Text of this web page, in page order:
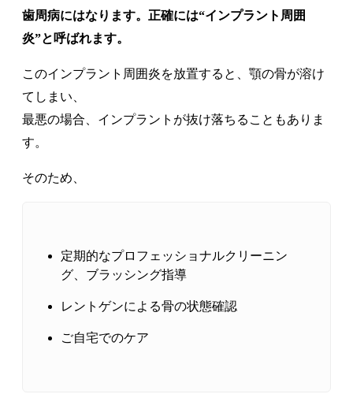
歯周病にはなります。正確には“インプラント周囲
炎”と呼ばれます。
このインプラント周囲炎を放置すると、顎の骨が溶け
てしまい、
最悪の場合、インプラントが抜け落ちることもありま
す。
そのため、
定期的なプロフェッショナルクリーニン
グ、ブラッシング指導
レントゲンによる骨の状態確認
ご自宅でのケア